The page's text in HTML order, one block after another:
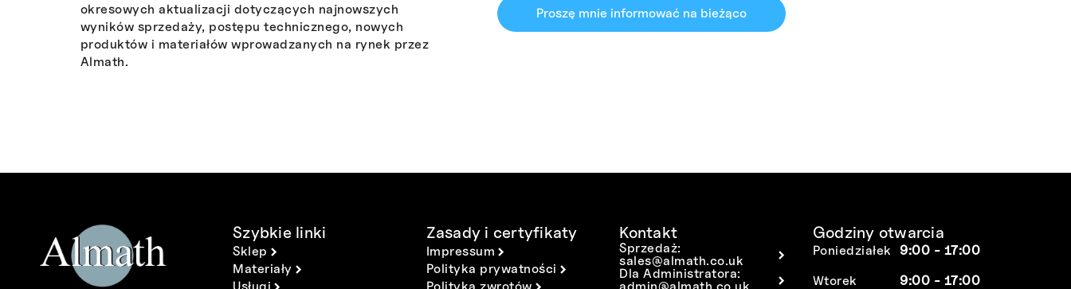
okresowych aktualizacji dotyczących najnowszych
wyników sprzedaży, postępu technicznego, nowych
produktów i materiałów wprowadzanych na rynek przez
Almath.
Proszę mnie informować na bieżąco
Szybkie linki
Sklep
Materiały
Zasady i certyfikaty
Impressum
Polityka prywatności
Kontakt
Sprzedaż:
sales@almath.co.uk
Dla Administratora:
Godziny otwarcia
Poniedziałek
9:00 - 17:00
Wtorek
9:00 - 17:00